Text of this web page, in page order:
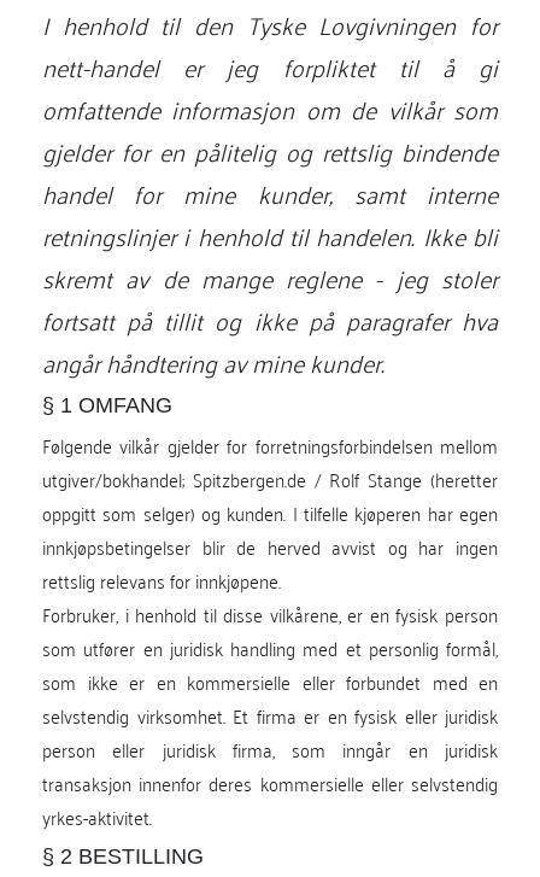
I henhold til den Tyske Lovgivningen for
nett-handel er jeg forpliktet til å gi
omfattende informasjon om de vilkår som
gjelder for en pålitelig og rettslig bindende
handel for mine kunder, samt interne
retningslinjer i henhold til handelen. Ikke bli
skremt av de mange reglene - jeg stoler
fortsatt på tillit og ikke på paragrafer hva
angår håndtering av mine kunder.
§ 1 OMFANG
Følgende vilkår gjelder for forretningsforbindelsen mellom
utgiver/bokhandel; Spitzbergen.de / Rolf Stange (heretter
oppgitt som selger) og kunden. I tilfelle kjøperen har egen
innkjøpsbetingelser blir de herved avvist og har ingen
rettslig relevans for innkjøpene.
Forbruker, i henhold til disse vilkårene, er en fysisk person
som utfører en juridisk handling med et personlig formål,
som ikke er en kommersielle eller forbundet med en
selvstendig virksomhet. Et firma er en fysisk eller juridisk
person eller juridisk firma, som inngår en juridisk
transaksjon innenfor deres kommersielle eller selvstendig
yrkes-aktivitet.
§ 2 BESTILLING